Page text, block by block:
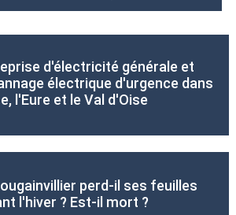
d'électricité générale et
électrique d'urgence dans
l'Eure et le Val d'Oise
perd-il ses feuilles
l'hiver ? Est-il mort ?